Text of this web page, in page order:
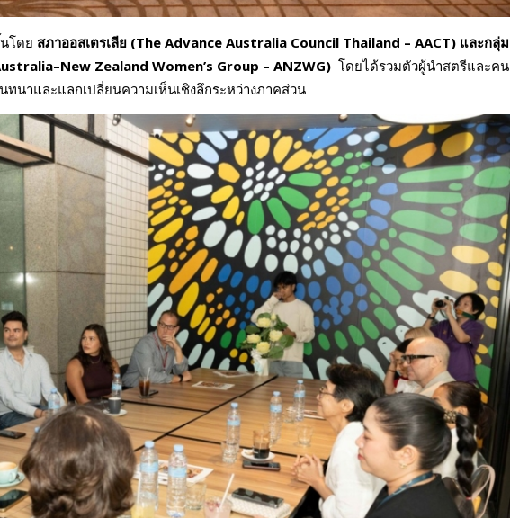
โดย สภาออสเตรเลีย (The Advance Australia Council Thailand – AACT) และกลุ่ม
Zealand Women’s Group – ANZWG) โดยได้รวมตัวผู้นำสตรีและคน
นาและแลกเปลี่ยนความเห็นเชิงลึกระหว่างภาคส่วน